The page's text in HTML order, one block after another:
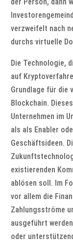
verzweifelt nach
durchs virtuelle
Die Technologie,
auf
Grundlage für die
Blockchain.
Unternehmen im
als als Enabler
Geschäftsideen.
existierenden
ablösen soll. Im
vor allem die
Zahlungsströme
ausgeführt
oder